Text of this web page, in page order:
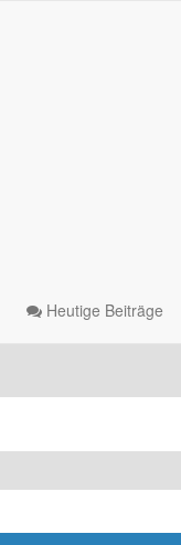
Heutige Beiträge